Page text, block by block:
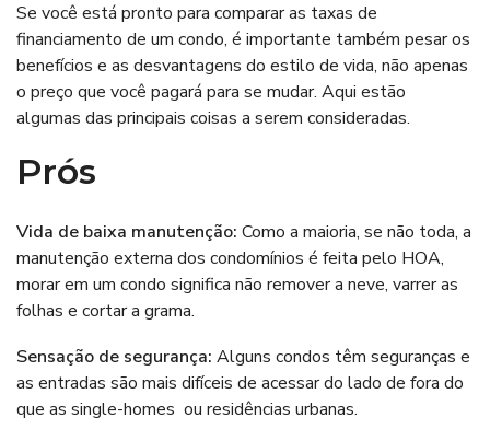
Se você está pronto para comparar as taxas de
financiamento de um condo, é importante também pesar os
benefícios e as desvantagens do estilo de vida, não apenas
o preço que você pagará para se mudar. Aqui estão
algumas das principais coisas a serem consideradas.
Prós
Vida de baixa manutenção: Como a maioria, se não toda, a
manutenção externa dos condomínios é feita pelo HOA,
morar em um condo significa não remover a neve, varrer as
folhas e cortar a grama.
Sensação de segurança: Alguns condos têm seguranças e
as entradas são mais difíceis de acessar do lado de fora do
que as single-homes ou residências urbanas.